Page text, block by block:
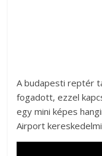
A budapesti reptér
fogadott, ezzel
egy mini képes
Airport